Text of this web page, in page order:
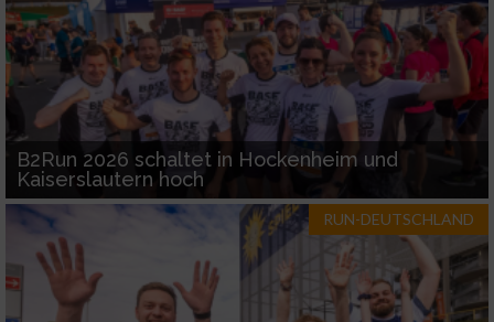
B2Run 2026 schaltet in Hockenheim und
Kaiserslautern hoch
RUN-DEUTSCHLAND